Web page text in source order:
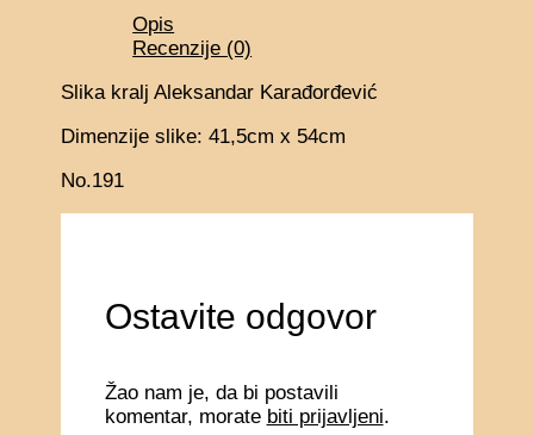
Opis
Recenzije (0)
Slika kralj Aleksandar Karađorđević
Dimenzije slike: 41,5cm x 54cm
No.191
Ostavite odgovor
Žao nam je, da bi postavili
komentar, morate biti prijavljeni.